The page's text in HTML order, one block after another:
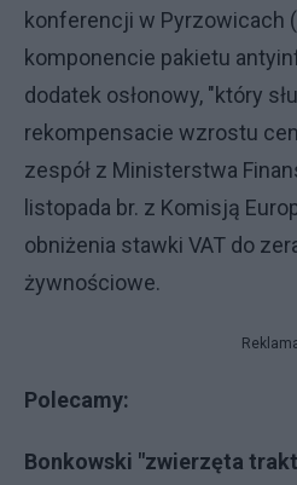
konferencji w Pyrzowicach
komponencie pakietu
dodatek osłonowy, "który
rekompensacie wzrostu
zespół z Ministerstwa
listopada br. z Komisją
obniżenia stawki VAT do
żywnościowe.
Polecamy:
Bonkowski "zwierzęta